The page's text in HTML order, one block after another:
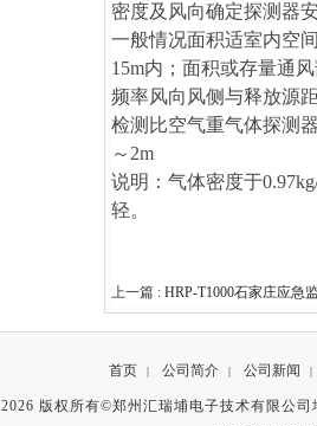
密度及风向确定探测器
一般情况面积适室内空
15m内；面积或存量通
频率风向风侧与释放源
检测比空气重气体探测
～2m
说明：气体密度于
轻。
上一篇 : HRP-T1000石家庄应急
首页 | 公司简介 | 公司新闻 |
2026 版权所有©郑州汇瑞埔电子技术有限公